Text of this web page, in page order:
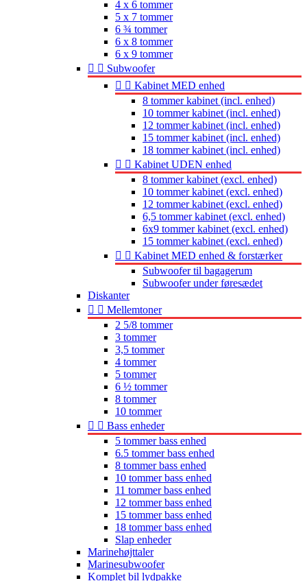
4 x 6 tommer
5 x 7 tommer
6 ¾ tommer
6 x 8 tommer
6 x 9 tommer
  Subwoofer
  Kabinet MED enhed
8 tommer kabinet (incl. enhed)
10 tommer kabinet (incl. enhed)
12 tommer kabinet (incl. enhed)
15 tommer kabinet (incl. enhed)
18 tommer kabinet (incl. enhed)
  Kabinet UDEN enhed
8 tommer kabinet (excl. enhed)
10 tommer kabinet (excl. enhed)
12 tommer kabinet (excl. enhed)
6,5 tommer kabinet (excl. enhed)
6x9 tommer kabinet (excl. enhed)
15 tommer kabinet (excl. enhed)
  Kabinet MED enhed & forstærker
Subwoofer til bagagerum
Subwoofer under føresædet
Diskanter
  Mellemtoner
2 5/8 tommer
3 tommer
3,5 tommer
4 tommer
5 tommer
6 ½ tommer
8 tommer
10 tommer
  Bass enheder
5 tommer bass enhed
6.5 tommer bass enhed
8 tommer bass enhed
10 tommer bass enhed
11 tommer bass enhed
12 tommer bass enhed
15 tommer bass enhed
18 tommer bass enhed
Slap enheder
Marinehøjttaler
Marinesubwoofer
Komplet bil lydpakke